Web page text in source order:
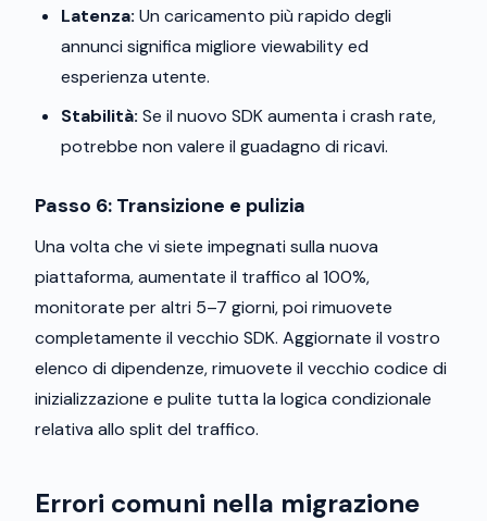
Latenza: Un caricamento più rapido degli
annunci significa migliore viewability ed
esperienza utente.
Stabilità: Se il nuovo SDK aumenta i crash rate,
potrebbe non valere il guadagno di ricavi.
Passo 6: Transizione e pulizia
Una volta che vi siete impegnati sulla nuova
piattaforma, aumentate il traffico al 100%,
monitorate per altri 5–7 giorni, poi rimuovete
completamente il vecchio SDK. Aggiornate il vostro
elenco di dipendenze, rimuovete il vecchio codice di
inizializzazione e pulite tutta la logica condizionale
relativa allo split del traffico.
Errori comuni nella migrazione